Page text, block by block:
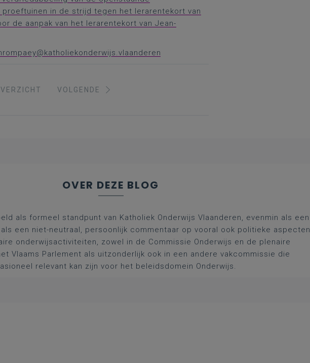
in de strijd tegen het lerarentekort van
de aanpak van het lerarentekort van Jean-
VOLGENDE
OVER DEZE BLOG
als formeel standpunt van Katholiek Onderwijs Vlaanderen, evenmin als een
een niet-neutraal, persoonlijk commentaar op vooral ook politieke aspecten
onderwijsactiviteiten, zowel in de Commissie Onderwijs en de plenaire
Vlaams Parlement als uitzonderlijk ook in een andere vakcommissie die
relevant kan zijn voor het beleidsdomein Onderwijs.